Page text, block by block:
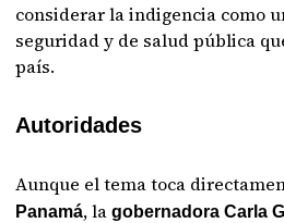
considerar la indigencia como
seguridad y de salud pública
país.
Autoridades
Aunque el tema toca
Panamá, lagobernadora Carla